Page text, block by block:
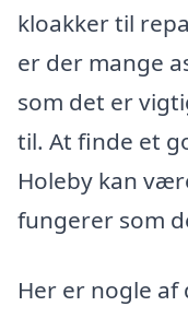
kloakker til
er der mange
som det er
til. At finde et
Holeby kan
fungerer som
Her er nogle af